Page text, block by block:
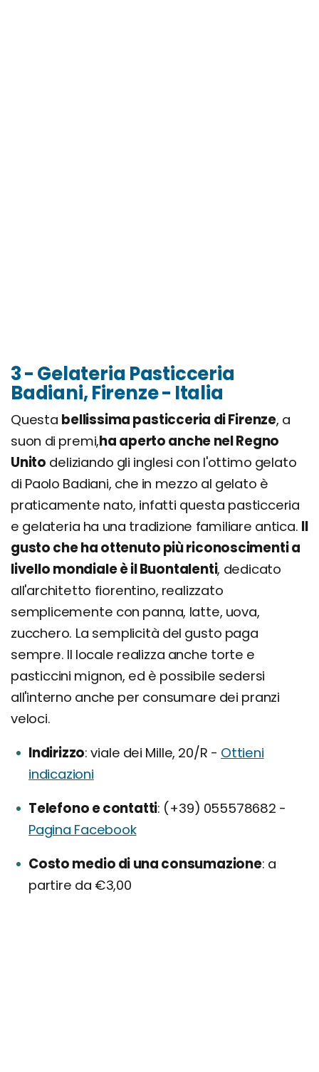
3 - Gelateria Pasticceria
Badiani, Firenze - Italia
Questa bellissima pasticceria di Firenze, a
suon di premi,ha aperto anche nel Regno
Unito deliziando gli inglesi con l'ottimo gelato
di Paolo Badiani, che in mezzo al gelato è
praticamente nato, infatti questa pasticceria
e gelateria ha una tradizione familiare antica. Il
gusto che ha ottenuto più riconoscimenti a
livello mondiale è il Buontalenti, dedicato
all'architetto fiorentino, realizzato
semplicemente con panna, latte, uova,
zucchero. La semplicità del gusto paga
sempre. Il locale realizza anche torte e
pasticcini mignon, ed è possibile sedersi
all'interno anche per consumare dei pranzi
veloci.
Indirizzo viale dei Mille, 20/R - Ottieni
indicazioni
Telefono e contatti (+39) 055578682 -
Pagina Facebook
Costo medio di una consumazione a
partire da €3,00